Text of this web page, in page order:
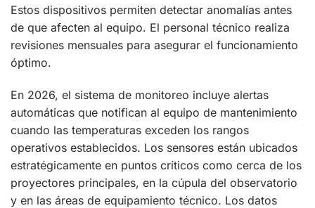
Estos dispositivos permiten detectar anomalías antes
de que afecten al equipo. El personal técnico realiza
revisiones mensuales para asegurar el funcionamiento
óptimo.
En 2026, el sistema de monitoreo incluye alertas
automáticas que notifican al equipo de mantenimiento
cuando las temperaturas exceden los rangos
operativos establecidos. Los sensores están ubicados
estratégicamente en puntos críticos como cerca de los
proyectores principales, en la cúpula del observatorio
y en las áreas de equipamiento técnico. Los datos